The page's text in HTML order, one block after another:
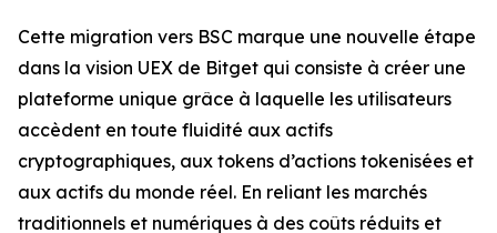
Cette migration vers BSC marque une nouvelle étape
dans la vision UEX de Bitget qui consiste à créer une
plateforme unique grâce à laquelle les utilisateurs
accèdent en toute fluidité aux actifs
cryptographiques, aux tokens d’actions tokenisées et
aux actifs du monde réel. En reliant les marchés
traditionnels et numériques à des coûts réduits et